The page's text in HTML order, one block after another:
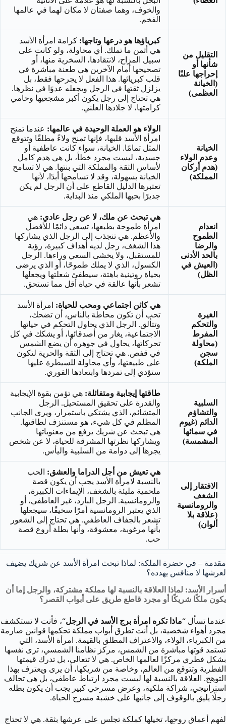
والخوف، وهما صفتان لا مكان لهما في عالمها
الفخم.
التقليل من
شأنها أو
إحراجها علنًا
(الخيانة
العظمى)
كبرياؤها هو درعها وتاجها: كرامة امرأة الأسد
هي أثمن ما تملك. أي محاولة، ولو كانت على
سبيل المزاح، لانتقادها، السخرية منها، أو
تصحيحها أمام الآخرين هي طعنة مباشرة في
قلب كبريائها. هذا الفعل لا يجرحها فقط، بل
يزلزل ثقتها في الرجل ويجعله عدوًا في نظرها.
هي تحتاج إلى رجل يكون أكبر مشجعيها وحامي
كرامتها، لا جلادها العلني.
الخيانة
وعدم الولاء
(هدم أركان
المملكة)
الولاء هو العملة الوحيدة في عالمها: عندما تمنح
امرأة الأسد قلبها، فإنها تمنح ولاءً مطلقًا وتتوقع
المثل تمامًا. الخيانة، سواء كانت عاطفية أو
جسدية، ليست مجرد خطأ، بل هي هدم كامل
لأساس الثقة والمملكة التي بنتها. هي لا تسامح
الخيانة بسهولة، وقد لا تسامحها أبدًا، لأنها
تعتبرها الدليل القاطع على أن الرجل لم يكن
جديرًا بحبها الملكي منذ البداية.
انعدام
الطموح
والرضا
بالحد الأدنى
(العيش في
الظل)
هي تبحث عن ملك، لا عن رجل عادي: هي
امرأة طموحة بطبعها، تسعى دائمًا للأفضل
والأعظم. هي تنجذب إلى الرجل الذي يشاركها
هذا الشغف، رجل لديه أهداف كبيرة، رؤية
للمستقبل، ولا يخشى السعي وراءها. الرجل
الكسول، الذي لا يملك طموحًا، أو الذي يرضى
بحياة روتينية باهتة، سيطفئ شعلتها ويجعلها
تشعر بأنها عالقة في حياة أقل مما تستحق.
الغيرة
والتحكم
المفرط
(محاولة
سجن
الملكة)
هي كائن اجتماعي ومحب للحياة: امرأة الأسد
تحب أن تكون محاطة بالناس، أن تضحك،
وتتألق. الرجل الذي يحاول التحكم في حياتها
الاجتماعية، يغار من أصدقائها، أو يشكك في كل
تحركاتها، يحاول في جوهره أن يضع الشمس
في قفص. هي تحتاج إلى الثقة والحرية لتكون
على طبيعتها، وأي محاولة للسيطرة عليها
ستؤدي إلى تمردها وابتعادها الفوري.
السلبية
والتشاؤم
الدائم (غيوم
في سمائها
المشمسة)
طاقتها إيجابية ومتفائلة: هي تؤمن بقوة الإيجابية
والقدرة على تحقيق المستحيل. الرجل
المتشائم، الذي يشتكي باستمرار، ويرى الجانب
المظلم في كل شيء، هو مستنزف لطاقتها.
هي تبحث عن شريك يرفع من معنوياتها
ويشاركها نظرتها المشرقة للحياة، لا عن شخص
يجرها إلى دوامة من السلبية واليأس.
الافتقار إلى
الشغف
والرومانسية
(علاقة بلا
ألوان)
هي تعيش من أجل الدراما والعشق: الحب
بالنسبة لامرأة الأسد يجب أن يكون قصة
ملحمية مليئة بالشغف، الإيماءات الكبيرة،
والرومانسية. الرجل البارد، غير العاطفي، أو
الذي يعتبر الرومانسية أمرًا سخيفًا، سيجعلها
تشعر بالجفاف العاطفي. هي تحتاج إلى الشعور
بأنها مرغوبة، معشوقة، وأنها بطلة أروع قصة
حب.
مقدمة – في حضرة الملكة: لماذا تبحث امرأة الأسد عن شريك يضيف
لعرشها لا منافس يهدده؟
أسرار الأسد: لماذا العلاقة بالنسبة لها مملكة مشتركة، والرجل إما أن
يكون ملكًا شريكًا أو مجرد قاطع طريق على أبواب القصر؟
عندما تسأل “ماذا تكره امرأة برج الأسد في الرجل“، فأنت لا تستكشف
مجرد أهواء شخصية، بل أنت تطرق أبواب مملكة تحكمها قوانين صارمة
من الكبرياء، الولاء، والاعتراف المطلق بالقيمة. امرأة الأسد، التي
تستمد قوتها مباشرة من الشمس، مركز نظامنا الشمسي، ترى نفسها
بشكل فطري مركزًا لعالمها الخاص. هي لا تتعالى، بل تدرك قيمتها
الفطرية وتتوقع من العالم، وخاصة من شريكها، أن يرى ويعترف بهذا
التوهج. العلاقة بالنسبة لها ليست مجرد ارتباط عاطفي، بل هي تحالف
استراتيجي، شراكة ملكية، وعرض مسرحي كبير يجب أن يكون بطله
رجلًا يليق بالوقوف إلى جانبها على خشبة مسرح الحياة.
لفهم أعماق روحها، تخيلها كملكة تجلس على عرشها بثقة. هي لا تحتاج